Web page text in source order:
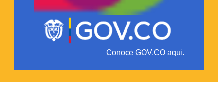
Conoce GOV.CO aquí.